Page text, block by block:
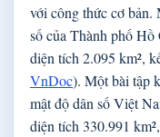
với công thức cơ bản.
số của Thành phố
diện tích 2.095 km²,
VnDoc). Một bài tập
mật độ dân số Việt
diện tích 330.991